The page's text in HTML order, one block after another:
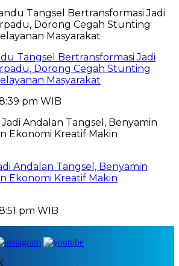
Tangsel Bertransformasi Jadi
Dorong Cegah Stunting
Masyarakat
pm WIB
Andalan Tangsel, Benyamin
Ekonomi Kreatif Makin
pm WIB